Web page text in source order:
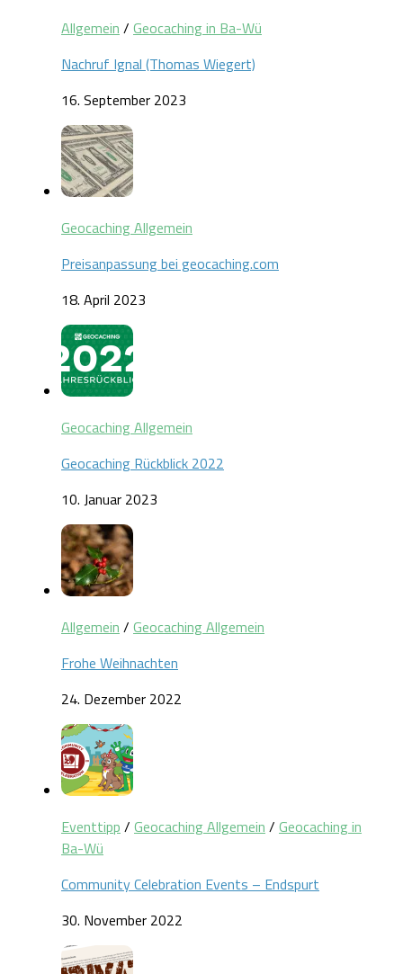
Allgemein / Geocaching in Ba-Wü
Nachruf Ignal (Thomas Wiegert)
16. September 2023
Geocaching Allgemein
Preisanpassung bei geocaching.com
18. April 2023
Geocaching Allgemein
Geocaching Rückblick 2022
10. Januar 2023
Allgemein / Geocaching Allgemein
Frohe Weihnachten
24. Dezember 2022
Eventtipp / Geocaching Allgemein / Geocaching in
Ba-Wü
Community Celebration Events – Endspurt
30. November 2022